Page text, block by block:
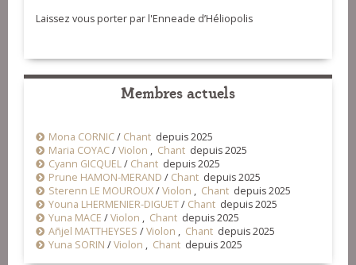
Laissez vous porter par l'Enneade d’Héliopolis
Membres actuels
Mona CORNIC/ Chant depuis 2025
Maria COYAC/Violon , Chant depuis 2025
Cyann GICQUEL/ Chant depuis 2025
Prune HAMON-MERAND / Chant depuis 2025
Sterenn LE MOUROUX/Violon , Chant depuis 2025
Youna LHERMENIER-DIGUET/ Chant depuis 2025
Yuna MACE /Violon , Chant depuis 2025
Añjel MATTHEYSES /Violon , Chant depuis 2025
Yuna SORIN /Violon , Chant depuis 2025